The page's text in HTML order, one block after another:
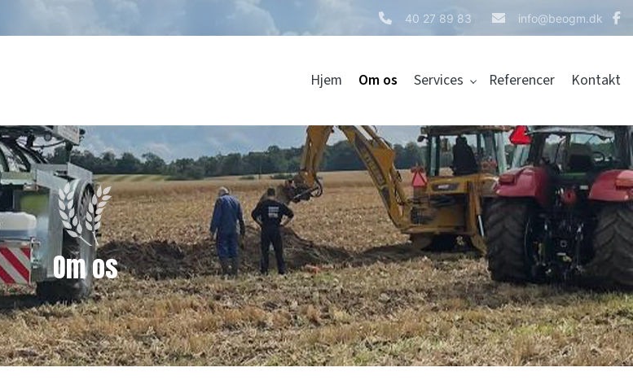
40 27 89 83 info@beogm.dk
Hjem Om os Services Referencer Kontakt
Om os